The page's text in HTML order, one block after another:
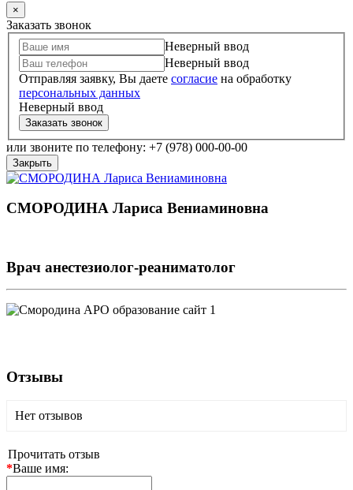
×
Заказать звонок
Неверный ввод
Неверный ввод
Отправляя заявку, Вы даете согласие на обработку
персональных данных
Неверный ввод
Заказать звонок
или звоните по телефону: +7 (978) 000-00-00
Закрыть
СМОРОДИНА Лариса Вениаминовна
Врач анестезиолог-реаниматолог
Отзывы
Нет отзывов
Прочитать отзыв
*Ваше имя: